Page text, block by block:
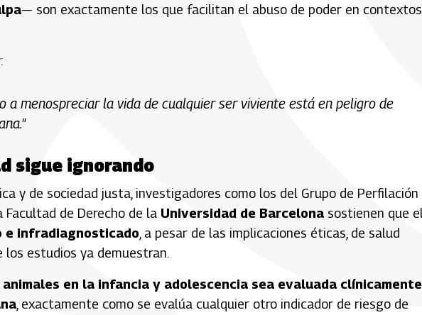
— son exactamente los que facilitan el abuso de poder en contextos
:
a menospreciar la vida de cualquier ser viviente está en peligro de
sigue ignorando
y de sociedad justa, investigadores como los del Grupo de Perfilación
de Derecho de la Universidad de Barcelona sostienen que
e infradiagnosticado , a pesar de las implicaciones éticas, de salud
los estudios ya demuestran.
en la infancia y adolescencia sea evaluada clínicamente
, exactamente como se evalúa cualquier otro indicador de riesgo de